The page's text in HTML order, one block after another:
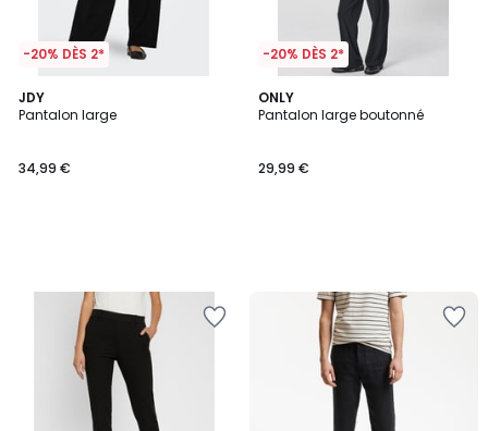
-20% DÈS 2*
JDY
Pantalon large
34,99 €
-20% DÈS 2*
ONLY
Pantalon large boutonné
29,99 €